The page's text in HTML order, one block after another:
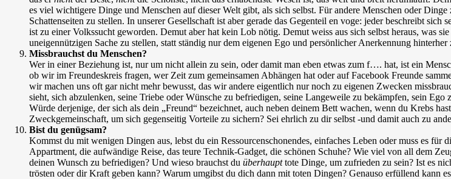
es viel wichtigere Dinge und Menschen auf dieser Welt gibt, als sich selbst. Für andere Menschen oder
Schattenseiten zu stellen. In unserer Gesellschaft ist aber gerade das Gegenteil en voge: jeder beschreibt
ist zu einer Volkssucht geworden. Demut aber hat kein Lob nötig. Demut weiss aus sich selbst heraus, was
uneigennützigen Sache zu stellen, statt ständig nur dem eigenen Ego und persönlicher Anerkennung hinterher
Missbrauchst du Menschen?
Wer in einer Beziehung ist, nur um nicht allein zu sein, oder damit man eben etwas zum f…. hat, ist ein
ob wir im Freundeskreis fragen, wer Zeit zum gemeinsamen Abhängen hat oder auf Facebook Freunde
wir machen uns oft gar nicht mehr bewusst, das wir andere eigentlich nur noch zu eigenen Zwecken
sieht, sich abzulenken, seine Triebe oder Wünsche zu befriedigen, seine Langeweile zu bekämpfen, sein
Würde derjenige, der sich als dein „Freund“ bezeichnet, auch neben deinem Bett wachen, wenn du Krebs
Zweckgemeinschaft, um sich gegenseitig Vorteile zu sichern? Sei ehrlich zu dir selbst -und damit auch zu
Bist du genügsam?
Kommst du mit wenigen Dingen aus, lebst du ein Ressourcenschonendes, einfaches Leben oder muss es für
Appartment, die aufwändige Reise, das teure Technik-Gadget, die schönen Schuhe? Wie viel von all dem
deinen Wunsch zu befriedigen? Und wieso brauchst du überhaupttote Dinge, um zufrieden zu sein? Ist es
trösten oder dir Kraft geben kann? Warum umgibst du dich dann mit toten Dingen? Genauso erfüllend kann